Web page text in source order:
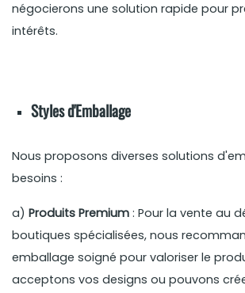
négocierons une solution rapide pour
intérêts.
Styles d'Emballage
Nous proposons diverses solutions
besoins :
a)Produits Premium : Pour la vente au
boutiques spécialisées, nous
emballage soigné pour valoriser le
acceptons vos designs ou pouvons